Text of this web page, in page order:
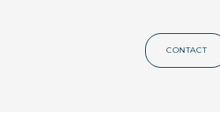
CONTACT